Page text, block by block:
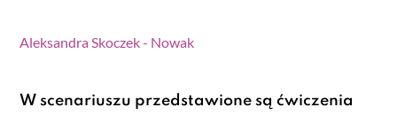
Aleksandra Skoczek - Nowak
W scenariuszu przedstawione są ćwiczenia